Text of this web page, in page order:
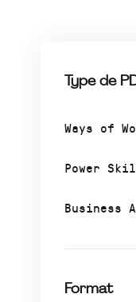
Type de
Ways of
Power
Business
Format